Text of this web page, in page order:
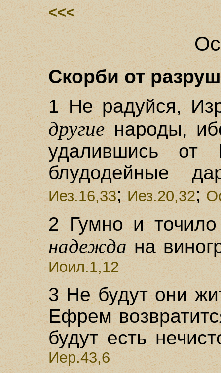
<<<
Скорби от
1 Не радуйся,
другиенароды,
удалившись от
блудодейные
Иез.16,33;Иез.20,32;
2 Гумно и
надеждана
Иоил.1,12
3 Не будут они
Ефрем
будут есть
Иер.43,6